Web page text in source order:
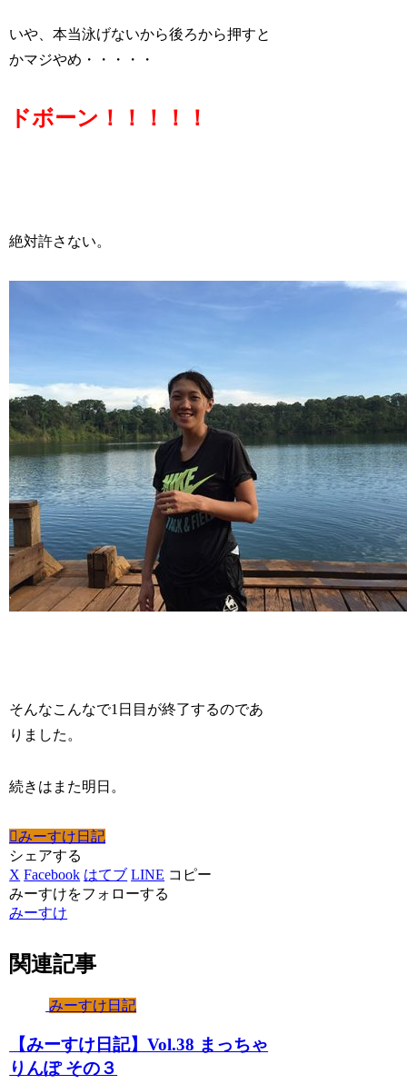
いや、本当泳げないから後ろから押すと
かマジやめ・・・・・
ドボーン！！！！！
絶対許さない。
そんなこんなで1日目が終了するのであ
りました。
続きはまた明日。
みーすけ日記
シェアする
X Facebook はてブ LINE コピー
みーすけをフォローする
みーすけ
関連記事
みーすけ日記
【みーすけ日記】Vol.38 まっちゃ
りんぽ その３